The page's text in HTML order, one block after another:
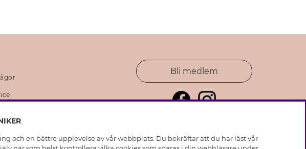
skinnhandskar
Bli medlem
och en bättre upplevelse av vår webbplats. Du bekräftar att du har läst vår